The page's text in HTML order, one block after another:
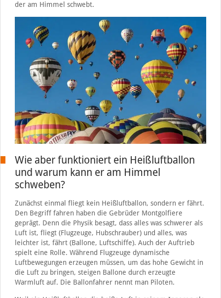
der am Himmel schwebt.
Wie aber funktioniert ein Heißluftballon
und warum kann er am Himmel
schweben?
Zunächst einmal fliegt kein Heißluftballon, sondern er fährt.
Den Begriff fahren haben die Gebrüder Montgolfiere
geprägt. Denn die Physik besagt, dass alles was schwerer als
Luft ist, fliegt (Flugzeuge, Hubschrauber) und alles, was
leichter ist, fährt (Ballone, Luftschiffe). Auch der Auftrieb
spielt eine Rolle. Während Flugzeuge dynamische
Luftbewegungen erzeugen müssen, um das hohe Gewicht in
die Luft zu bringen, steigen Ballone durch erzeugte
Warmluft auf. Die Ballonfahrer nennt man Piloten.